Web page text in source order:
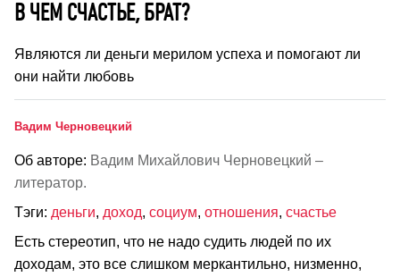
В ЧЕМ СЧАСТЬЕ, БРАТ?
Являются ли деньги мерилом успеха и помогают ли
они найти любовь
Вадим Черновецкий
Об авторе: Вадим Михайлович Черновецкий –
литератор.
Тэги: деньги, доход, социум, отношения, счастье
Есть стереотип, что не надо судить людей по их
доходам, это все слишком меркантильно, низменно,